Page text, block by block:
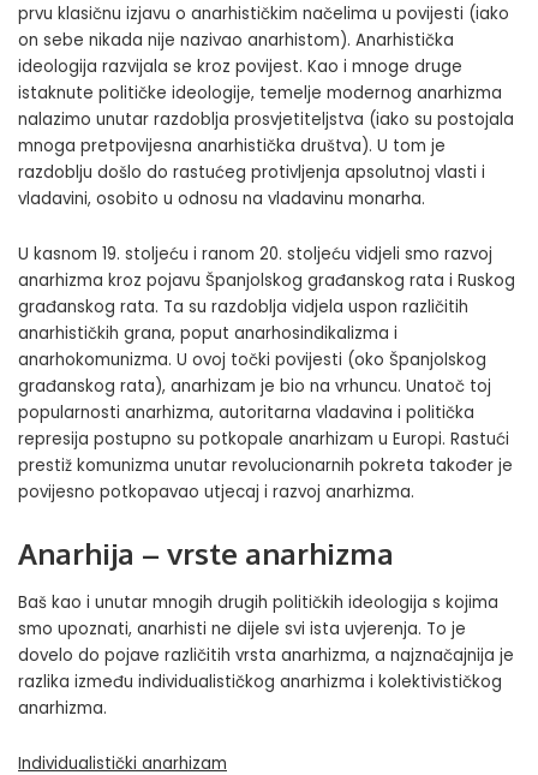
prvu klasičnu izjavu o anarhističkim načelima u povijesti (iako
on sebe nikada nije nazivao anarhistom). Anarhistička
ideologija razvijala se kroz povijest. Kao i mnoge druge
istaknute političke ideologije, temelje modernog anarhizma
nalazimo unutar razdoblja prosvjetiteljstva (iako su postojala
mnoga pretpovijesna anarhistička društva). U tom je
razdoblju došlo do rastućeg protivljenja apsolutnoj vlasti i
vladavini, osobito u odnosu na vladavinu monarha.
U kasnom 19. stoljeću i ranom 20. stoljeću vidjeli smo razvoj
anarhizma kroz pojavu Španjolskog građanskog rata i Ruskog
građanskog rata. Ta su razdoblja vidjela uspon različitih
anarhističkih grana, poput anarhosindikalizma i
anarhokomunizma. U ovoj točki povijesti (oko Španjolskog
građanskog rata), anarhizam je bio na vrhuncu. Unatoč toj
popularnosti anarhizma, autoritarna vladavina i politička
represija postupno su potkopale anarhizam u Europi. Rastući
prestiž komunizma unutar revolucionarnih pokreta također je
povijesno potkopavao utjecaj i razvoj anarhizma.
Anarhija – vrste anarhizma
Baš kao i unutar mnogih drugih političkih ideologija s kojima
smo upoznati, anarhisti ne dijele svi ista uvjerenja. To je
dovelo do pojave različitih vrsta anarhizma, a najznačajnija je
razlika između individualističkog anarhizma i kolektivističkog
anarhizma.
Individualistički anarhizam